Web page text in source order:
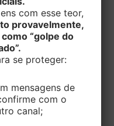
de
da
Cofins
que o valor
do ICMS
e Serviços)
final não
com esse teor,
provavelmente,
“golpe do
se proteger:
mensagens de
com o
canal;